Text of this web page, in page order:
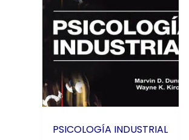
PSICOLOGÍA INDUSTRIAL